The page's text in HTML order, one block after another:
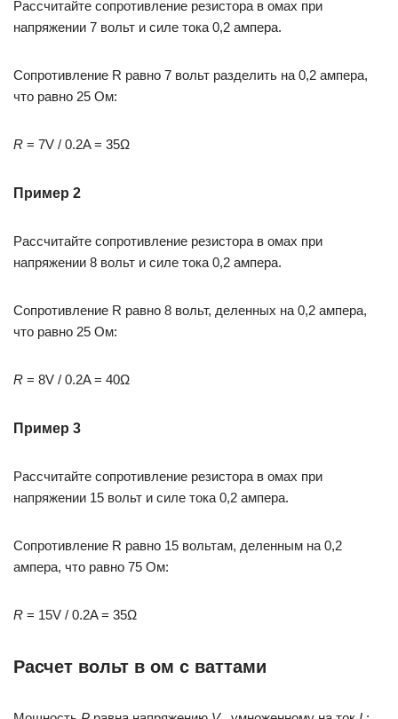
Рассчитайте сопротивление резистора в омах при
напряжении 7 вольт и силе тока 0,2 ампера.
Сопротивление R равно 7 вольт разделить на 0,2 ампера,
что равно 25 Ом:
R = 7V / 0.2A = 35Ω
Пример 2
Рассчитайте сопротивление резистора в омах при
напряжении 8 вольт и силе тока 0,2 ампера.
Сопротивление R равно 8 вольт, деленных на 0,2 ампера,
что равно 25 Ом:
R = 8V / 0.2A = 40Ω
Пример 3
Рассчитайте сопротивление резистора в омах при
напряжении 15 вольт и силе тока 0,2 ампера.
Сопротивление R равно 15 вольтам, деленным на 0,2
ампера, что равно 75 Ом:
R = 15V / 0.2A = 35Ω
Расчет вольт в ом с ваттами